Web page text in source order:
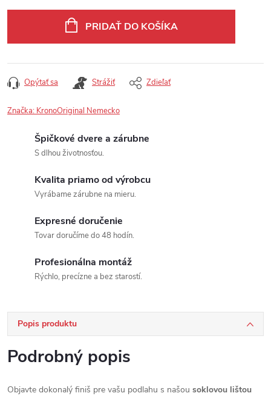
PRIDAŤ DO KOŠÍKA
Opýtať sa Strážiť Zdieľať
Značka: KronoOriginal Nemecko
Špičkové dvere a zárubne
S dlhou životnosťou.
Kvalita priamo od výrobcu
Vyrábame zárubne na mieru.
Expresné doručenie
Tovar doručíme do 48 hodín.
Profesionálna montáž
Rýchlo, precízne a bez starostí.
Popis produktu
Podrobný popis
Objavte dokonalý finiš pre vašu podlahu s našou soklovou lištou